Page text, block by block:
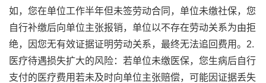
如，您在单位工作半年但未签劳动合同，单位未缴社保，您
自行补缴后向单位主张报销，单位以不存在劳动关系为由拒
绝，因您无有效证据证明劳动关系，最终无法追回费用。2.
医疗待遇损失扩大的风险：若单位未缴医保，您生病后自行
支付的医疗费用若未及时向单位主张赔偿，可能因证据丢失